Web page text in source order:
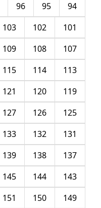
94
95
96
101
102
103
107
108
109
113
114
115
119
120
121
125
126
127
131
132
133
137
138
139
143
144
145
149
150
151